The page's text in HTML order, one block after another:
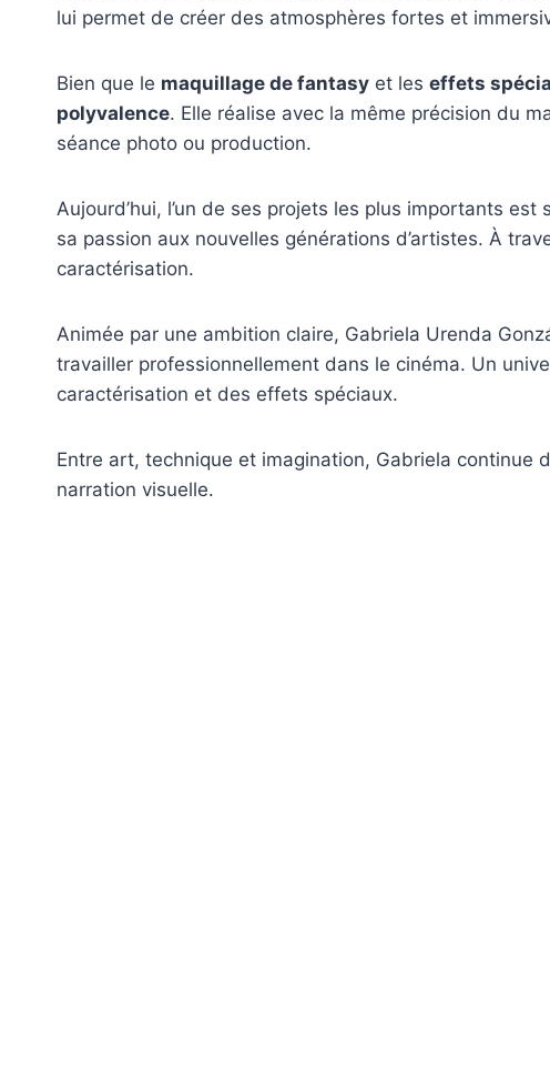
lui permet de créer des atmosphères fortes et
Bien que le maquillage de fantasy et les effets
polyvalence. Elle réalise avec la même précision du
séance photo ou production.
Aujourd’hui, l’un de ses projets les plus importants est
sa passion aux nouvelles générations d’artistes. À
caractérisation.
Animée par une ambition claire, Gabriela Urenda
travailler professionnellement dans le cinéma. Un
caractérisation et des effets spéciaux.
Entre art, technique et imagination, Gabriela continue
narration visuelle.